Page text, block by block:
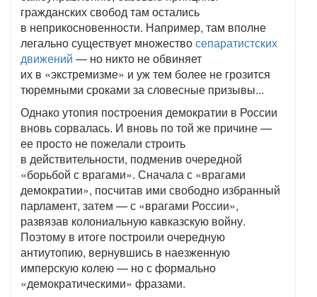
гражданских свобод там остались
в неприкосновенности. Например, там вполне
легально существует множествосепаратистских
движений — но никто не обвиняет
их в «экстремизме» и уж тем более не грозится
тюремными сроками за словесные призывы...
Однако утопия построения демократии в России
вновь сорвалась. И вновь по той же причине —
ее просто не пожелали строить
в действительности, подменив очередной
«борьбой с врагами». Сначала с «врагами
демократии», посчитав ими свободно избранный
парламент, затем — с «врагами России»,
развязав колониальную кавказскую войну.
Поэтому в итоге построили очередную
антиутопию, вернувшись в наезженную
имперскую колею — но с формально
«демократическими» фразами.